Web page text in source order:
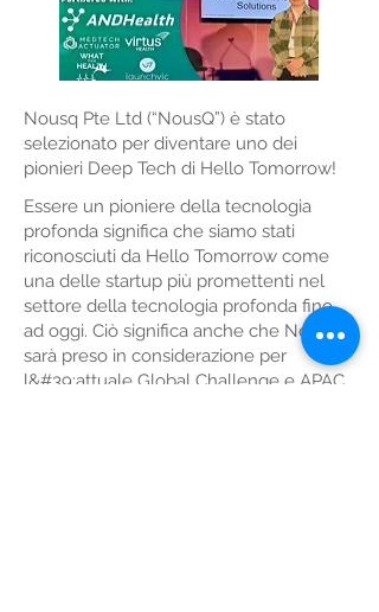
Nousq Pte Ltd (“NousQ”) è stato
selezionato per diventare uno dei
pionieri Deep Tech di Hello Tomorrow!
Essere un pioniere della tecnologia
profonda significa che siamo stati
riconosciuti da Hello Tomorrow come
una delle startup più promettenti nel
settore della tecnologia profonda fino
ad oggi. Ciò significa anche che NousQ
sarà preso in considerazione per
l&#39;attuale Global Challenge e APAC